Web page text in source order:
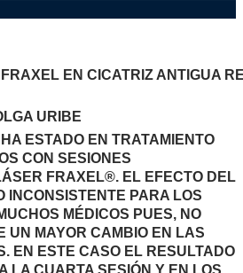
EN CICATRIZ ANTIGUA
URIBE
ESTADO EN TRATAMIENTO
CON SESIONES
FRAXEL®. EL EFECTO DEL
INCONSISTENTE PARA LOS
MÉDICOS PUES, NO
UN MAYOR CAMBIO EN LAS
EN ESTE CASO EL RESULTADO